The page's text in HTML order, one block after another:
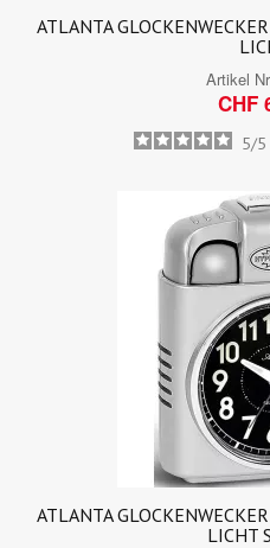
ATLANTA
Artikel
CHF
5/5
ATLANTA
LICHT